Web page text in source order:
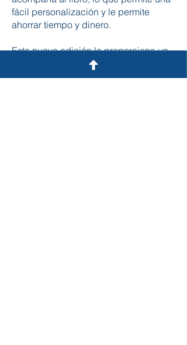
fácil personalización y le permite
ahorrar tiempo y dinero.
Esta nueva edición le proporciona un
conjunto de plantillas fáciles de usar
para redactar e interpretar una amplia